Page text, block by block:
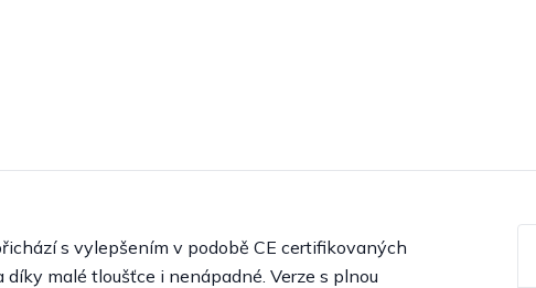
s vylepšením v podobě CE certifikovaných
malé tloušťce i nenápadné. Verze s plnou